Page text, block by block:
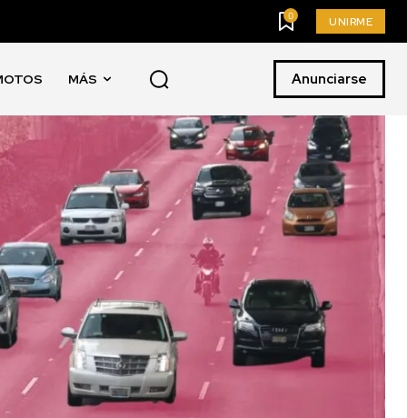
0 UNIRME
MÁS Anunciarse